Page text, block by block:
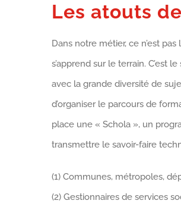
Les atouts
Dans notre métier, ce n’est
s’apprend sur le terrain. C’est
avec la grande diversité de
d’organiser le parcours de
place une « Schola », un
transmettre le savoir-faire
(1) Communes, métropoles,
(2) Gestionnaires de services